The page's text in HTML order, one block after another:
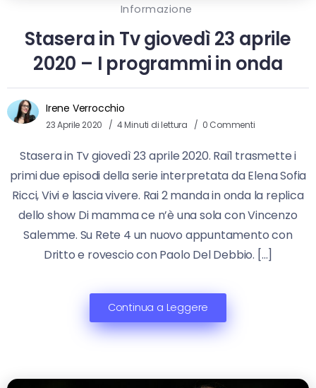
Informazione
Stasera in Tv giovedì 23 aprile
2020 – I programmi in onda
Irene Verrocchio
23 Aprile 2020 4 Minuti di lettura 0 Commenti
Stasera in Tv giovedì 23 aprile 2020. Rai1 trasmette i
primi due episodi della serie interpretata da Elena Sofia
Ricci, Vivi e lascia vivere. Rai 2 manda in onda la replica
dello show Di mamma ce n’è una sola con Vincenzo
Salemme. Su Rete 4 un nuovo appuntamento con
Dritto e rovescio con Paolo Del Debbio. […]
Continua a Leggere